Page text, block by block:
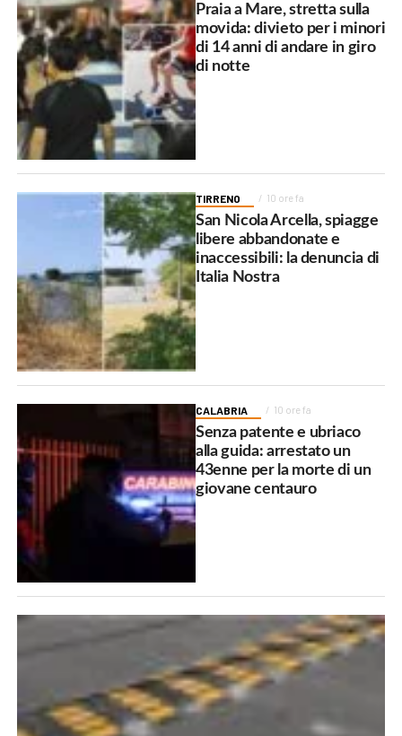
Praia a Mare, stretta sulla
movida: divieto per i minori
di 14 anni di andare in giro
di notte
TIRRENO 10 ore fa
San Nicola Arcella, spiagge
libere abbandonate e
inaccessibili: la denuncia di
Italia Nostra
CALABRIA 10 ore fa
Senza patente e ubriaco
alla guida: arrestato un
43enne per la morte di un
giovane centauro